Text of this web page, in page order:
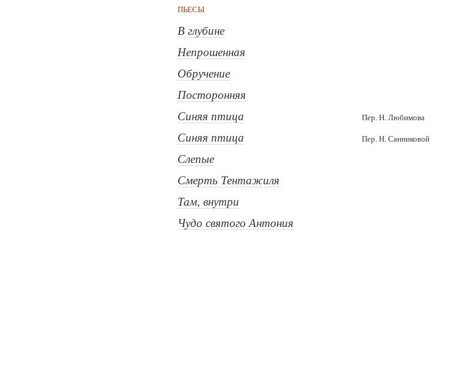
ПЬЕСЫ
В глубине
Непрошенная
Обручение
Посторонняя
Синяя птица
Пер. Н. Любимова
Синяя птица Пер. Н. Санниковой
Слепые
Смерть Тентажиля
Там, внутри
Чудо святого Антония